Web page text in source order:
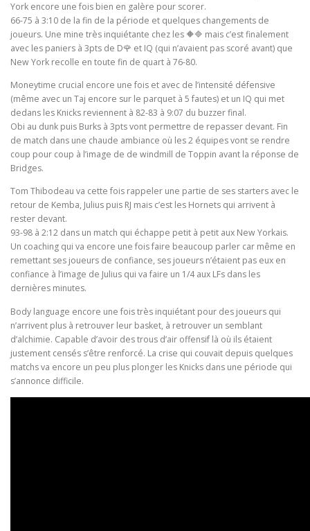
York encore une fois bien en galère pour scorer.
66-75 à 3:10 de la fin de la période et quelques changements de
joueurs. Une mine très inquiétante chez les 🔶🔷 mais c’est finalement
avec les paniers à 3pts de D🌹 et IQ (qui n’avaient pas scoré avant) que
New York recolle en toute fin de quart à 76-80.
Moneytime crucial encore une fois et avec de l’intensité défensive
(même avec un Taj encore sur le parquet à 5 fautes) et un IQ qui met
dedans les Knicks reviennent à 82-83 à 9:07 du buzzer final.
Obi au dunk puis Burks à 3pts vont permettre de repasser devant. Fin
de match dans une chaude ambiance où les 2 équipes vont se rendre
coup pour coup à l’image de de windmill de Toppin avant la réponse de
Bridges.
Tom Thibodeau va cette fois rappeler une partie de ses starters avec le
retour de Kemba, Julius puis RJ mais c’est les Hornets qui arrivent à
rester devant.
93-98 à 2:12 dans un match qui échappe petit à petit aux New Yorkais.
Un coaching qui va encore une fois faire beaucoup parler car même en
remettant ses joueurs de confiance, ses joueurs n’étaient pas eux en
confiance à l’image de Julius qui va faire un 1/4 aux LFs dans les
dernières minutes.
Body language encore une fois très inquiétant pour des joueurs qui
n’arrivent plus à retrouver leur basket, à retrouver un semblant
d’alchimie. Capable d’avoir des trous d’air offensif là où ils étaient
justement censés s’être renforcé. La crise qui couvait depuis quelques
matchs va encore un peu plus plonger les Knicks dans une période qui
s’annonce difficile.